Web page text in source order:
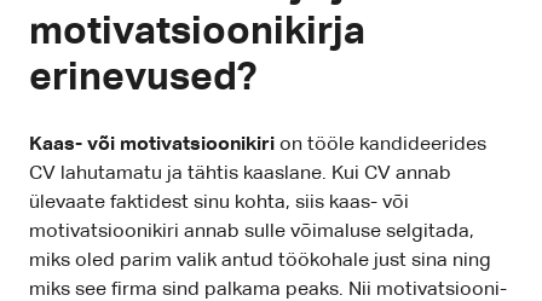
motivatsioonikirja
erinevused?
Kaas- või motivatsioonikiri on tööle kandideerides
CV lahutamatu ja tähtis kaaslane. Kui CV annab
ülevaate faktidest sinu kohta, siis kaas- või
motivatsioonikiri annab sulle võimaluse selgitada,
miks oled parim valik antud töökohale just sina ning
miks see firma sind palkama peaks. Nii motivatsiooni-